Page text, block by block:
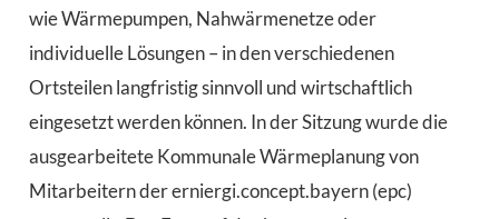
wie Wärmepumpen, Nahwärmenetze oder
individuelle Lösungen – in den verschiedenen
Ortsteilen langfristig sinnvoll und wirtschaftlich
eingesetzt werden können. In der Sitzung wurde die
ausgearbeitete Kommunale Wärmeplanung von
Mitarbeitern der erniergi.concept.bayern (epc)